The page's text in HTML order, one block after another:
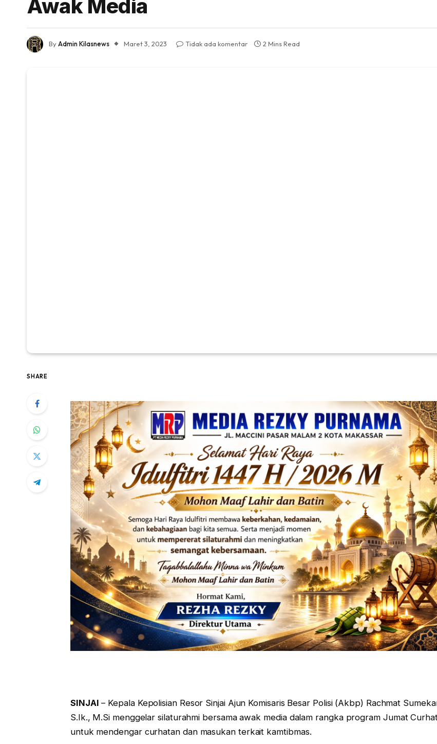
Awak Media
ByAdmin Kilasnews Maret 3, 2023 Tidak ada komentar 2 Mins Read
SHARE
SINJAI – Kepala Kepolisian Resor Sinjai Ajun Komisaris Besar Polisi (Akbp) Rachmat
S.Ik., M.Si menggelar silaturahmi bersama awak media dalam rangka program Jumat Curhat
untuk mendengar curhatan dan masukan terkait kamtibmas.